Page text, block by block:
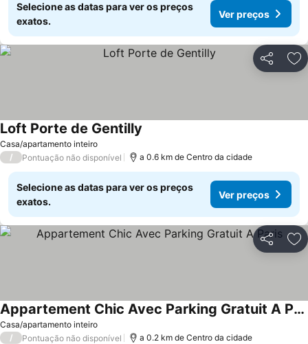
Selecione as datas para ver os preços
exatos.
Ver preços
Partilhar
Casa/apartamento inteiro
Loft Porte de Gentilly
/ Pontuação não disponível a 0.6 km de Centro da cidade
Selecione as datas para ver os preços
exatos.
Ver preços
Partilhar
Casa/apartamento inteiro
Appartement Chic Avec Parking Gratuit A Paris
/ Pontuação não disponível a 0.2 km de Centro da cidade